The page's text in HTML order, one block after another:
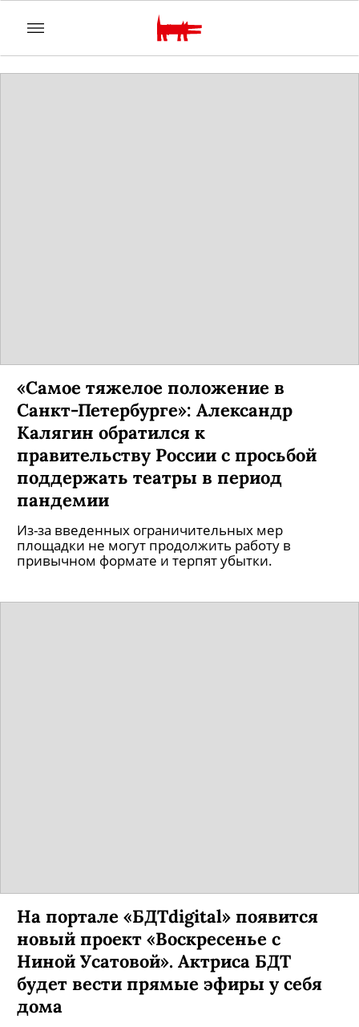
«Самое тяжелое положение в
Санкт-Петербурге»: Александр
Калягин обратился к
правительству России с просьбой
поддержать театры в период
пандемии
Из-за введенных ограничительных мер
площадки не могут продолжить работу в
привычном формате и терпят убытки.
На портале «БДТdigital» появится
новый проект «Воскресенье с
Ниной Усатовой». Актриса БДТ
будет вести прямые эфиры у себя
дома